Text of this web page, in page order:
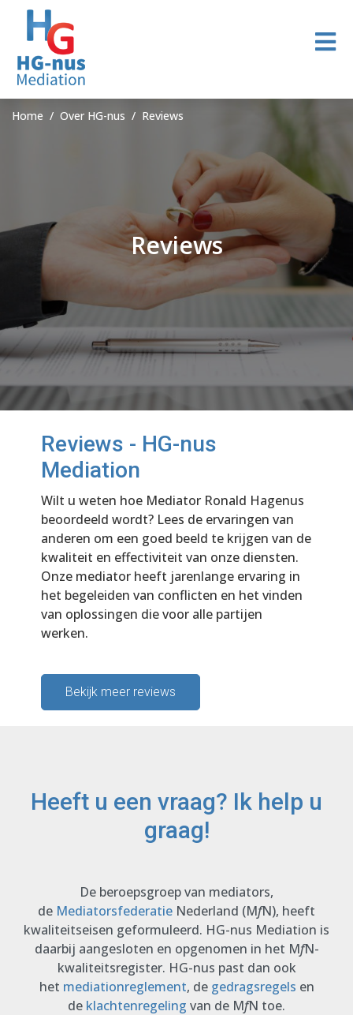
Home Over HG-nus Reviews
Reviews
Reviews - HG-nus
Mediation
Wilt u weten hoe Mediator Ronald Hagenus
beoordeeld wordt? Lees de ervaringen van
anderen om een goed beeld te krijgen van de
kwaliteit en effectiviteit van onze diensten.
Onze mediator heeft jarenlange ervaring in
het begeleiden van conflicten en het vinden
van oplossingen die voor alle partijen
werken.
Bekijk meer reviews
Heeft u een vraag? Ik help u
graag!
De beroepsgroep van mediators,
de Mediatorsfederatie Nederland (MfN), heeft
kwaliteitseisen geformuleerd. HG-nus Mediation is
daarbij aangesloten en opgenomen in het MfN-
kwaliteitsregister. HG-nus past dan ook
het mediationreglement, de gedragsregels en
de klachtenregeling van de MfN toe.